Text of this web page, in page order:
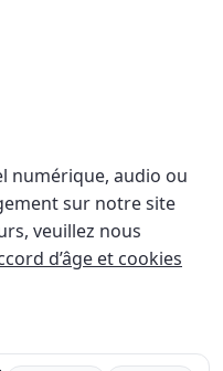
numérique, audio ou
sur notre site
veuillez nous
d’âge et cookies